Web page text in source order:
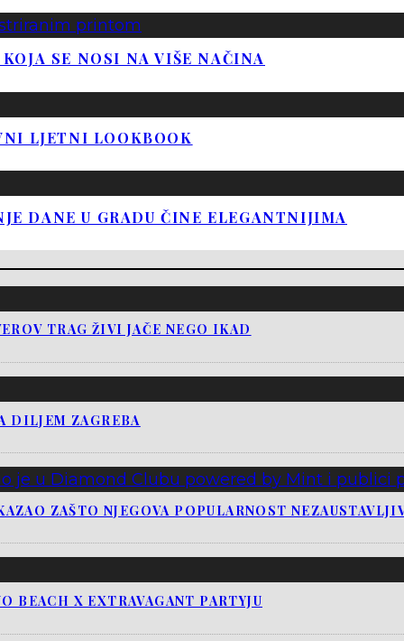
SE NOSI NA VIŠE NAČINA
LJETNI LOOKBOOK
DANE U GRADU ČINE ELEGANTNIJIMA
TRAG ŽIVI JAČE NEGO IKAD
DILJEM ZAGREBA
ZAŠTO NJEGOVA POPULARNOST
BEACH X EXTRAVAGANT PARTYJU